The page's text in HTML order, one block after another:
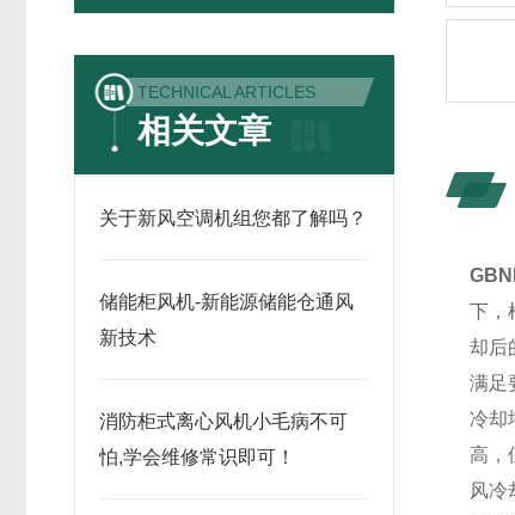
TECHNICAL ARTICLES
相关文章
关于新风空调机组您都了解吗？
储能柜风机-新能源储能仓通风
新技术
消防柜式离心风机小毛病不可
怕,学会维修常识即可！
下，
却后
满足
冷却
高，
风冷